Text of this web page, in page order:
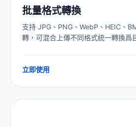
批量格式轉換
支持 JPG、PNG、WebP、HEIC、
轉，可混合上傳不同格式統一轉換爲
立即使用